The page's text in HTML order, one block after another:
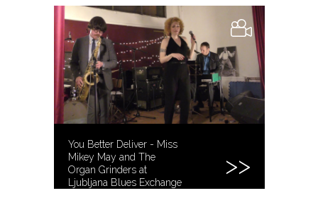
You Better Deliver - Miss
Mikey May and The
Organ Grinders at
Ljubljana Blues Exchange